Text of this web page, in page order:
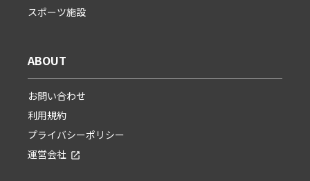
スポーツ施設
ABOUT
お問い合わせ
利用規約
プライバシーポリシー
運営会社